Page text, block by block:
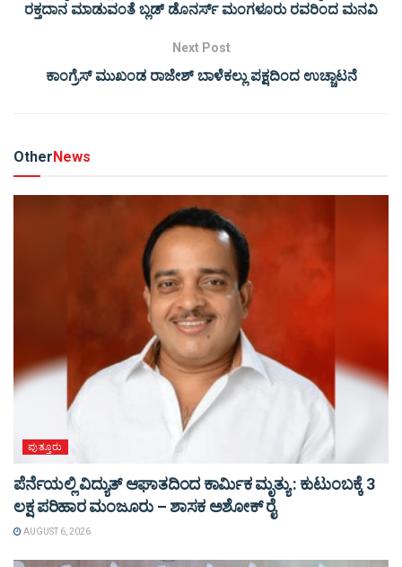
ರಕ್ತದಾನ ಮಾಡುವಂತೆ ಬ್ಲಡ್ ಡೊನರ್ಸ್ ಮಂಗಳೂರು ರವರಿಂದ ಮನವಿ
Next Post
ಕಾಂಗ್ರೆಸ್ ಮುಖಂಡ ರಾಜೇಶ್ ಬಾಳೆಕಲ್ಲು ಪಕ್ಷದಿಂದ ಉಚ್ಚಾಟನೆ
OtherNews
ಪುತ್ತೂರು
ಪೆರ್ನೆಯಲ್ಲಿ ವಿದ್ಯುತ್ ಆಘಾತದಿಂದ ಕಾರ್ಮಿಕ ಮೃತ್ಯು : ಕುಟುಂಬಕ್ಕೆ 3
ಲಕ್ಷ ಪರಿಹಾರ ಮಂಜೂರು – ಶಾಸಕ ಅಶೋಕ್ ರೈ
AUGUST 6, 2026